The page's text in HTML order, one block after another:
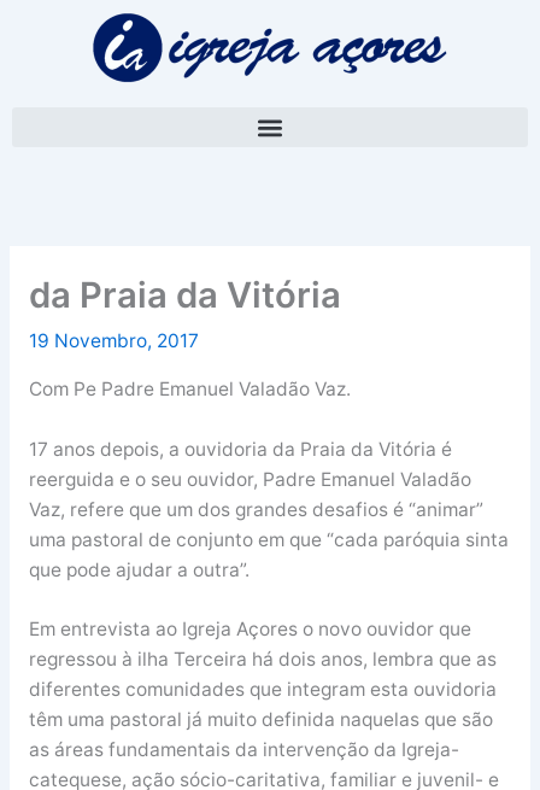
da Praia da Vitória
19 Novembro, 2017
Com Pe Padre Emanuel Valadão Vaz.
17 anos depois, a ouvidoria da Praia da Vitória é
reerguida e o seu ouvidor, Padre Emanuel Valadão
Vaz, refere que um dos grandes desafios é “animar”
uma pastoral de conjunto em que “cada paróquia sinta
que pode ajudar a outra”.
Em entrevista ao Igreja Açores o novo ouvidor que
regressou à ilha Terceira há dois anos, lembra que as
diferentes comunidades que integram esta ouvidoria
têm uma pastoral já muito definida naquelas que são
as áreas fundamentais da intervenção da Igreja-
catequese, ação sócio-caritativa, familiar e juvenil- e